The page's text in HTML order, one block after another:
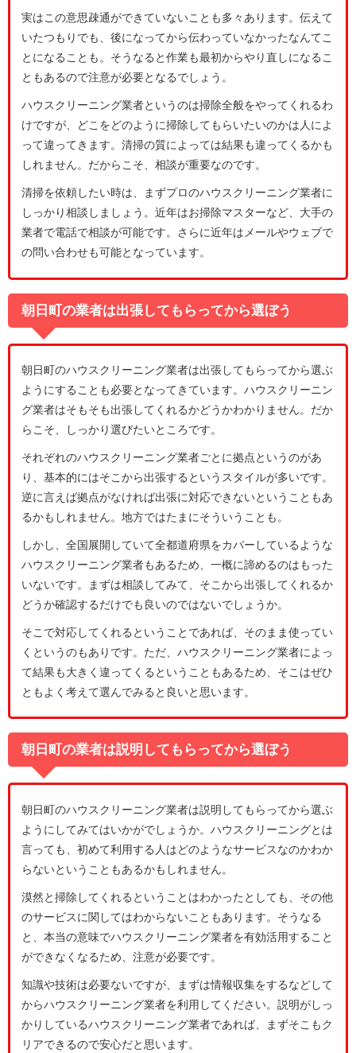
実はこの意思疎通ができていないことも多々あります。伝えて
いたつもりでも、後になってから伝わっていなかったなんてこ
とになることも。そうなると作業も最初からやり直しになるこ
ともあるので注意が必要となるでしょう。
ハウスクリーニング業者というのは掃除全般をやってくれるわ
けですが、どこをどのように掃除してもらいたいのかは人によ
って違ってきます。清掃の質によっては結果も違ってくるかも
しれません。だからこそ、相談が重要なのです。
清掃を依頼したい時は、まずプロのハウスクリーニング業者に
しっかり相談しましょう。近年はお掃除マスターなど、大手の
業者で電話で相談が可能です。さらに近年はメールやウェブで
の問い合わせも可能となっています。
朝日町の業者は出張してもらってから選ぼう
朝日町のハウスクリーニング業者は出張してもらってから選ぶ
ようにすることも必要となってきています。ハウスクリーニン
グ業者はそもそも出張してくれるかどうかわかりません。だか
らこそ、しっかり選びたいところです。
それぞれのハウスクリーニング業者ごとに拠点というのがあ
り、基本的にはそこから出張するというスタイルが多いです。
逆に言えば拠点がなければ出張に対応できないということもあ
るかもしれません。地方ではたまにそういうことも。
しかし、全国展開していて全都道府県をカバーしているような
ハウスクリーニング業者もあるため、一概に諦めるのはもった
いないです。まずは相談してみて、そこから出張してくれるか
どうか確認するだけでも良いのではないでしょうか。
そこで対応してくれるということであれば、そのまま使ってい
くというのもありです。ただ、ハウスクリーニング業者によっ
て結果も大きく違ってくるということもあるため、そこはぜひ
ともよく考えて選んでみると良いと思います。
朝日町の業者は説明してもらってから選ぼう
朝日町のハウスクリーニング業者は説明してもらってから選ぶ
ようにしてみてはいかがでしょうか。ハウスクリーニングとは
言っても、初めて利用する人はどのようなサービスなのかわか
らないということもあるかもしれません。
漠然と掃除してくれるということはわかったとしても、その他
のサービスに関してはわからないこともあります。そうなる
と、本当の意味でハウスクリーニング業者を有効活用すること
ができなくなるため、注意が必要です。
知識や技術は必要ないですが、まずは情報収集をするなどして
からハウスクリーニング業者を利用してください。説明がしっ
かりしているハウスクリーニング業者であれば、まずそこもク
リアできるので安心だと思います。